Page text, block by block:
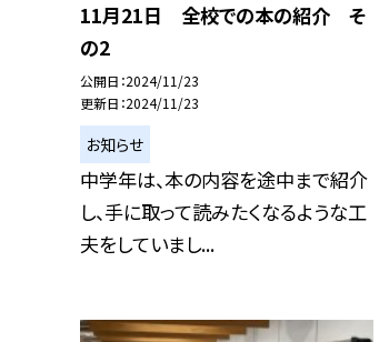
11月21日 全校での本の紹介 そ
の2
公開日 2024/11/23
更新日 2024/11/23
お知らせ
中学年は、本の内容を途中まで紹介
し、手に取って読みたくなるような工
夫をしていまし...